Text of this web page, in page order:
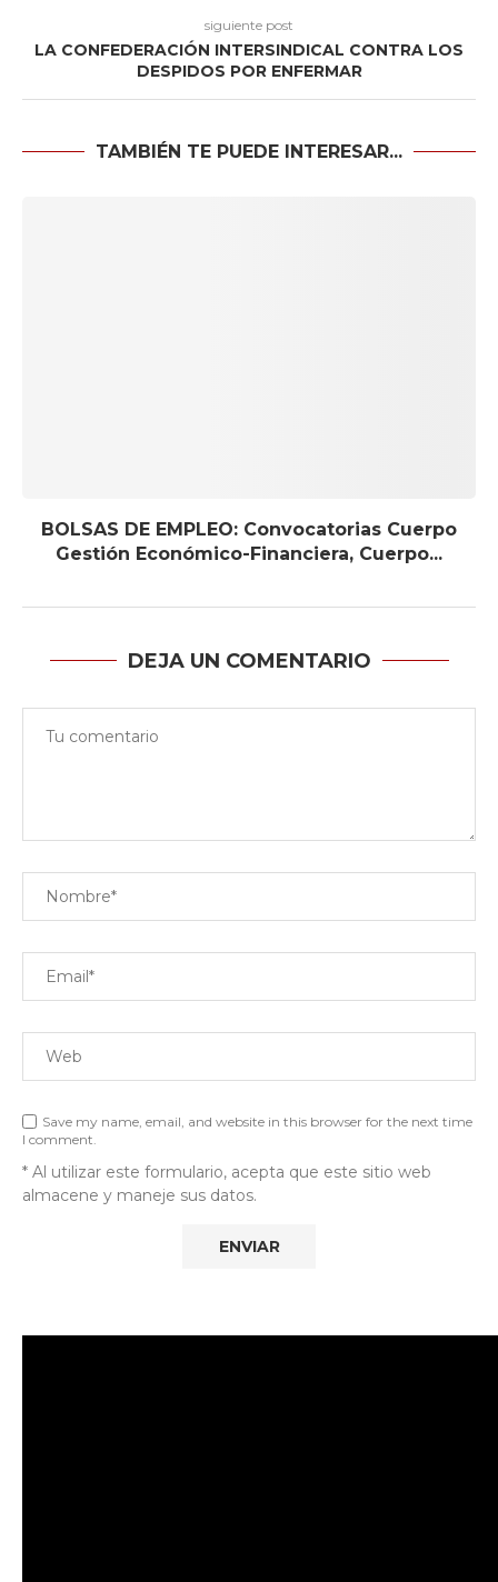
siguiente post
LA CONFEDERACIÓN INTERSINDICAL CONTRA LOS
DESPIDOS POR ENFERMAR
TAMBIÉN TE PUEDE INTERESAR...
BOLSAS DE EMPLEO: Convocatorias Cuerpo
Gestión Económico-Financiera, Cuerpo...
DEJA UN COMENTARIO
Save my name, email, and website in this browser for the next time
I comment.
* Al utilizar este formulario, acepta que este sitio web
almacene y maneje sus datos.